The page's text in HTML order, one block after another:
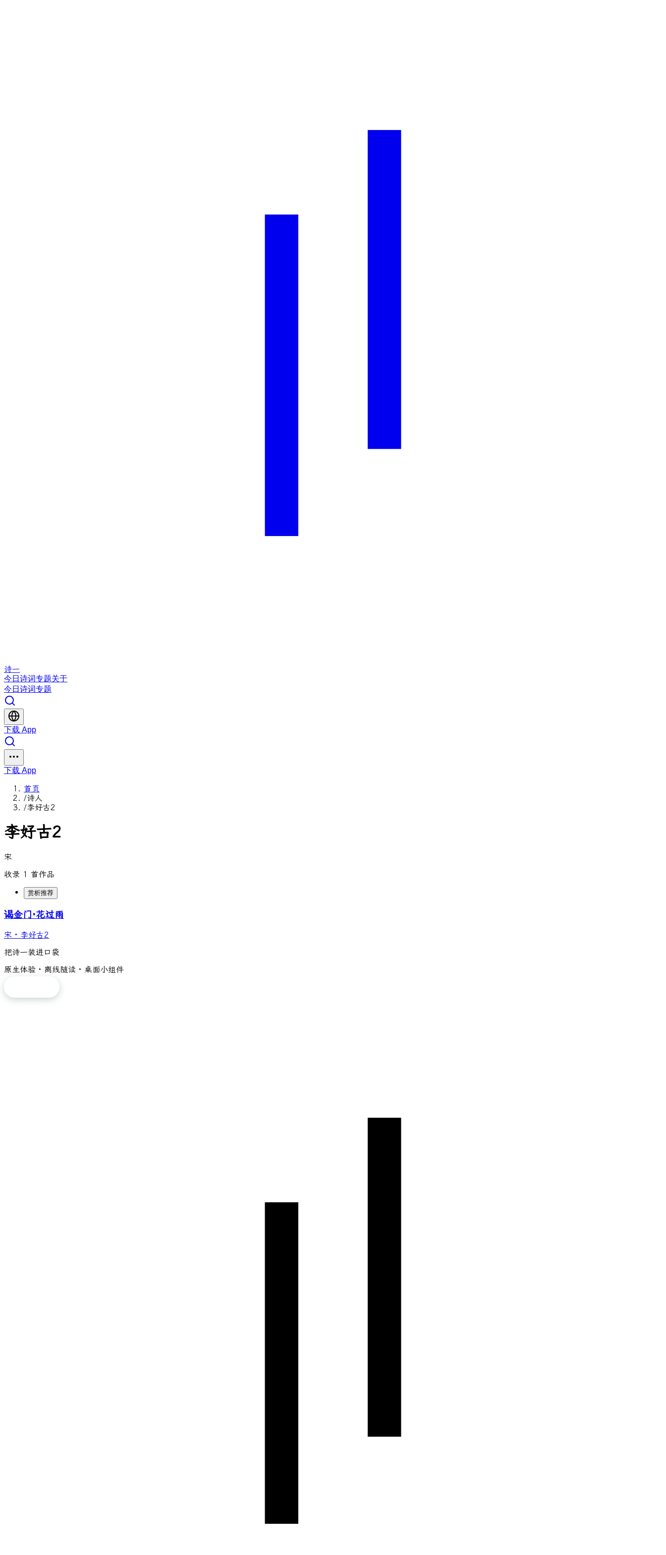
诗一
今日 诗词专题关于
今日 诗词专题
下载 App
下载 App
首页
/诗人
/李好古2
李好古2
宋
收录 1 首作品
赏析推荐
谒金门·花过雨
宋 · 李好古2
把诗一装进口袋
原生体验 · 离线随读 · 桌面小组件